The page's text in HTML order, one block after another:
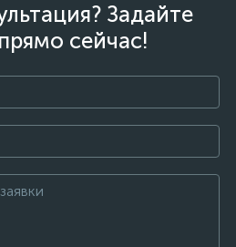
Задайте
сейчас!